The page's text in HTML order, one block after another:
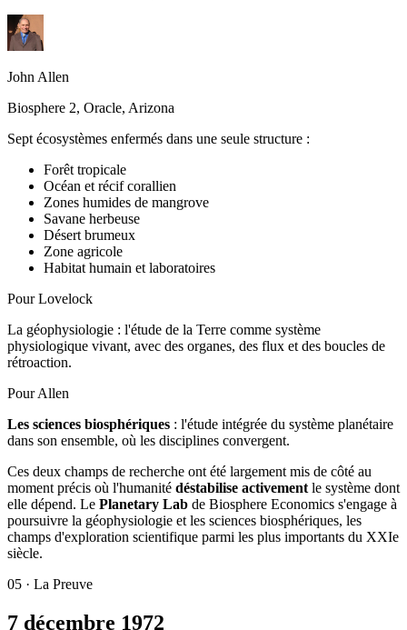
John Allen
Biosphere 2, Oracle, Arizona
Sept écosystèmes enfermés dans une seule structure :
Forêt tropicale
Océan et récif corallien
Zones humides de mangrove
Savane herbeuse
Désert brumeux
Zone agricole
Habitat humain et laboratoires
Pour Lovelock
La géophysiologie : l'étude de la Terre comme système
physiologique vivant, avec des organes, des flux et des boucles de
rétroaction.
Pour Allen
Les sciences biosphériques : l'étude intégrée du système planétaire
dans son ensemble, où les disciplines convergent.
Ces deux champs de recherche ont été largement mis de côté au
moment précis où l'humanité déstabilise activement le système dont
elle dépend. Le Planetary Lab de Biosphere Economics s'engage à
poursuivre la géophysiologie et les sciences biosphériques, les
champs d'exploration scientifique parmi les plus importants du XXIe
siècle.
05 · La Preuve
7 décembre 1972